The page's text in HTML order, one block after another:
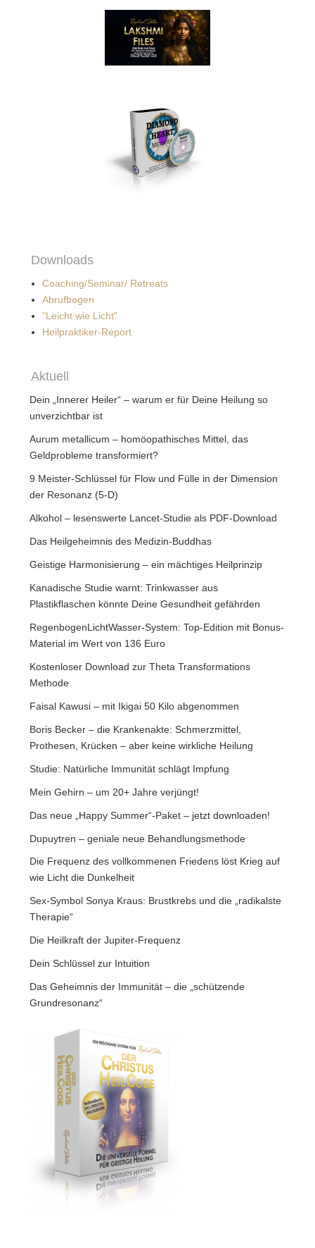
Downloads
Coaching/Seminar/ Retreats
Abrufbogen
"Leicht wie Licht"
Heilpraktiker-Report
Aktuell
Dein „Innerer Heiler“ – warum er für Deine Heilung so
unverzichtbar ist
Aurum metallicum – homöopathisches Mittel, das
Geldprobleme transformiert?
9 Meister-Schlüssel für Flow und Fülle in der Dimension
der Resonanz (5-D)
Alkohol – lesenswerte Lancet-Studie als PDF-Download
Das Heilgeheimnis des Medizin-Buddhas
Geistige Harmonisierung – ein mächtiges Heilprinzip
Kanadische Studie warnt: Trinkwasser aus
Plastikflaschen könnte Deine Gesundheit gefährden
RegenbogenLichtWasser-System: Top-Edition mit Bonus-
Material im Wert von 136 Euro
Kostenloser Download zur Theta Transformations
Methode
Faisal Kawusi – mit Ikigai 50 Kilo abgenommen
Boris Becker – die Krankenakte: Schmerzmittel,
Prothesen, Krücken – aber keine wirkliche Heilung
Studie: Natürliche Immunität schlägt Impfung
Mein Gehirn – um 20+ Jahre verjüngt!
Das neue „Happy Summer“-Paket – jetzt downloaden!
Dupuytren – geniale neue Behandlungsmethode
Die Frequenz des vollkommenen Friedens löst Krieg auf
wie Licht die Dunkelheit
Sex-Symbol Sonya Kraus: Brustkrebs und die „radikalste
Therapie“
Die Heilkraft der Jupiter-Frequenz
Dein Schlüssel zur Intuition
Das Geheimnis der Immunität – die „schützende
Grundresonanz“